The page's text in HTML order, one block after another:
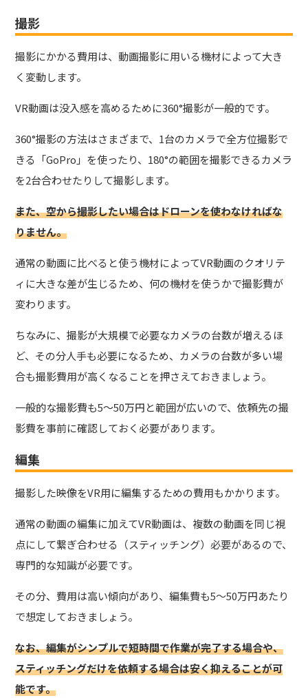
撮影
撮影にかかる費用は、動画撮影に用いる機材によって大き
く変動します。
VR動画は没入感を高めるために360°撮影が一般的です。
360°撮影の方法はさまざまで、1台のカメラで全方位撮影で
きる「GoPro」を使ったり、180°の範囲を撮影できるカメラ
を2台合わせたりして撮影します。
また、空から撮影したい場合はドローンを使わなければな
りません。
通常の動画に比べると使う機材によってVR動画のクオリテ
ィに大きな差が生じるため、何の機材を使うかで撮影費が
変わります。
ちなみに、撮影が大規模で必要なカメラの台数が増えるほ
ど、その分人手も必要になるため、カメラの台数が多い場
合も撮影費用が高くなることを押さえておきましょう。
一般的な撮影費も5～50万円と範囲が広いので、依頼先の撮
影費を事前に確認しておく必要があります。
編集
撮影した映像をVR用に編集するための費用もかかります。
通常の動画の編集に加えてVR動画は、複数の動画を同じ視
点にして繋ぎ合わせる（スティッチング）必要があるので、
専門的な知識が必要です。
その分、費用は高い傾向があり、編集費も5～50万円あたり
で想定しておきましょう。
なお、編集がシンプルで短時間で作業が完了する場合や、
スティッチングだけを依頼する場合は安く抑えることが可
能です。